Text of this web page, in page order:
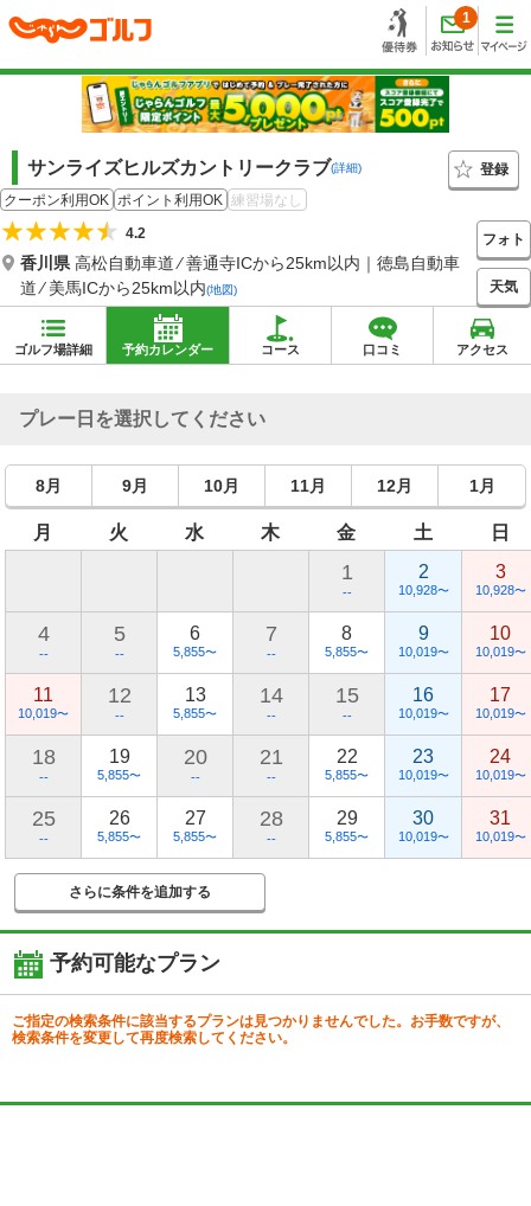
1
サンライズヒルズカントリークラブ(詳細)
登録
クーポン利用OK ポイント利用OK 練習場なし
4.2
香川県高松自動車道 ⁄ 善通寺ICから25km以内｜徳島自動車
道 ⁄ 美馬ICから25km以内(地図)
フォト
天気
ゴルフ場詳細 予約カレンダー コース 口コミ アクセス
プレー日を選択してください
8月 9月 10月 11月 12月 1月
月 火 水 木 金 土 日
1
--
2
10,928〜
3
10,928〜
4
--
5
--
6
5,855〜
7
--
8
5,855〜
9
10,019〜
10
10,019〜
11
10,019〜
12
--
13
5,855〜
14
--
15
--
16
10,019〜
17
10,019〜
18
--
19
5,855〜
20
--
21
--
22
5,855〜
23
10,019〜
24
10,019〜
25
--
26
5,855〜
27
5,855〜
28
--
29
5,855〜
30
10,019〜
31
10,019〜
さらに条件を追加する
予約可能なプラン
ご指定の検索条件に該当するプランは見つかりませんでした。お手数ですが、
検索条件を変更して再度検索してください。